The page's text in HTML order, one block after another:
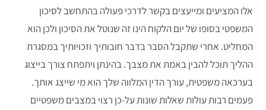
אלו המציעים ומייעצים בקשר לדרכי פעולה בהתחשב לסיכון
המשפטי בסופו של יום הלקוח הינו זה שנוטל את הסיכון ולכן הוא
המחליט. אחרי שתקבל הסבר בדבר חובותיך וזכויותיך במסגרת
ההליך תוכל להבין באמת את מצבך. בהינתן ויתפתח צורך בייצוג
בערכאה משפטית, עורך הדין המלווה שלך הוא מי שייצג אותך.
פעמים רבות עולות שאלות שונות על-כן רצוי במצבים משפטיים